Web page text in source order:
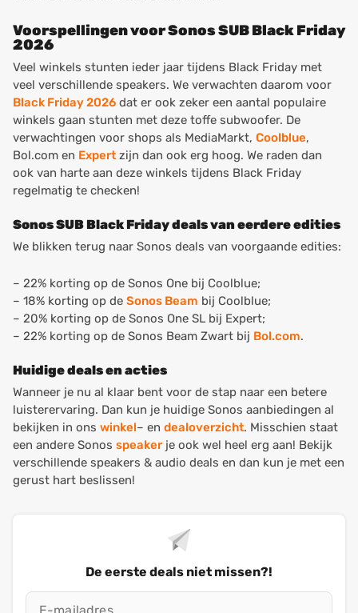
Voorspellingen voor Sonos SUB Black Friday
2026
Veel winkels stunten ieder jaar tijdens Black Friday met
veel verschillende speakers. We verwachten daarom voor
Black Friday 2026 dat er ook zeker een aantal populaire
winkels gaan stunten met deze toffe subwoofer. De
verwachtingen voor shops als MediaMarkt, Coolblue,
Bol.com en Expert zijn dan ook erg hoog. We raden dan
ook van harte aan deze winkels tijdens Black Friday
regelmatig te checken!
Sonos SUB Black Friday deals van eerdere edities
We blikken terug naar Sonos deals van voorgaande edities:
– 22% korting op de Sonos One bij Coolblue;
– 18% korting op de Sonos Beam bij Coolblue;
– 20% korting op de Sonos One SL bij Expert;
– 22% korting op de Sonos Beam Zwart bij Bol.com.
Huidige deals en acties
Wanneer je nu al klaar bent voor de stap naar een betere
luisterervaring. Dan kun je huidige Sonos aanbiedingen al
bekijken in ons winkel– en dealoverzicht. Misschien staat
een andere Sonos speaker je ook wel heel erg aan! Bekijk
verschillende speakers & audio deals en dan kun je met een
gerust hart beslissen!
De eerste deals niet missen?!